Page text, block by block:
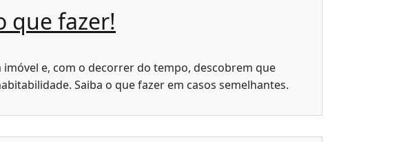
que fazer!
e, com o decorrer do tempo, descobrem que
Saiba o que fazer em casos semelhantes.